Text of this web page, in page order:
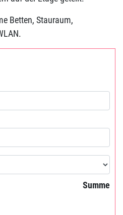
Betten, Stauraum,
Summe